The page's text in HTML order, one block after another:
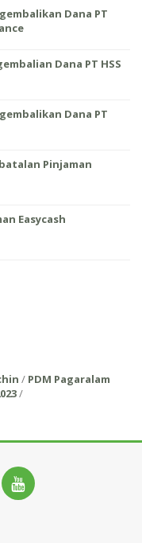
Dana PT
Dana PT HSS
Dana PT
Pinjaman
Easycash
/ PDM Pagaralam
/